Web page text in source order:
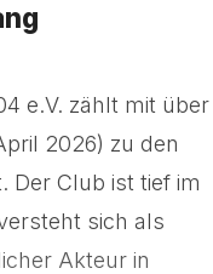
e.V. zählt mit über
2026) zu den
Der Club ist tief im
sich als
Akteur in